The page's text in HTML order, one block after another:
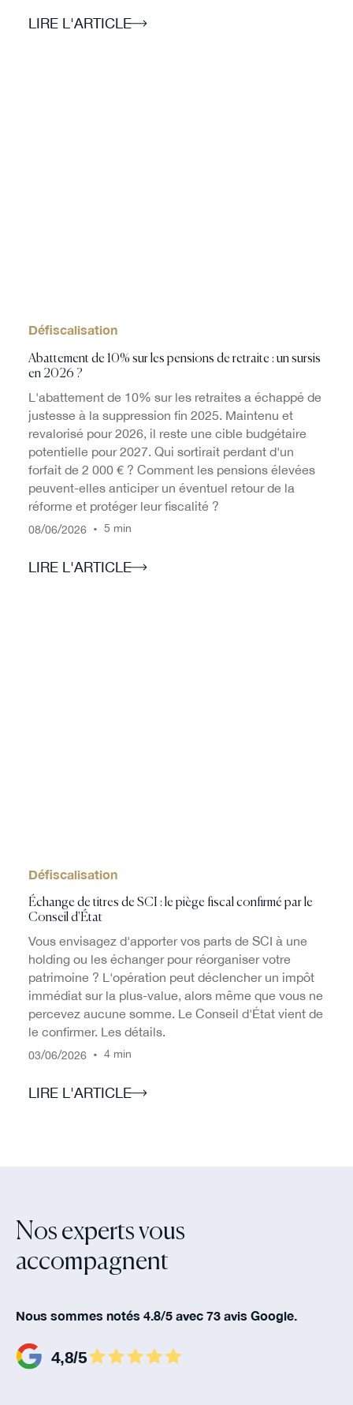
LIRE L'ARTICLE
Défiscalisation
Abattement de 10% sur les pensions de retraite : un sursis
en 2026 ?
L'abattement de 10% sur les retraites a échappé de
justesse à la suppression fin 2025. Maintenu et
revalorisé pour 2026, il reste une cible budgétaire
potentielle pour 2027. Qui sortirait perdant d'un
forfait de 2 000 € ? Comment les pensions élevées
peuvent-elles anticiper un éventuel retour de la
réforme et protéger leur fiscalité ?
08/06/2026 • 5 min
LIRE L'ARTICLE
Défiscalisation
Échange de titres de SCI : le piège fiscal confirmé par le
Conseil d'État
Vous envisagez d'apporter vos parts de SCI à une
holding ou les échanger pour réorganiser votre
patrimoine ? L'opération peut déclencher un impôt
immédiat sur la plus-value, alors même que vous ne
percevez aucune somme. Le Conseil d'État vient de
le confirmer. Les détails.
03/06/2026 • 4 min
LIRE L'ARTICLE
Nos experts vous
accompagnent‍
Nous sommes notés 4.8/5 avec 73 avis Google.